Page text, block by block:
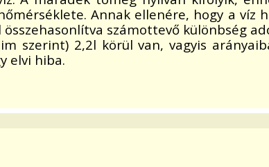
Annak ellenére, hogy a víz
számottevő különbség
2,2l körül van, vagyis
elvi hiba.